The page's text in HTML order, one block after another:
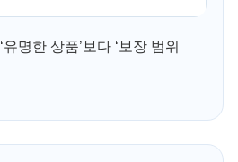
명한 상품’보다 ‘보장 범위